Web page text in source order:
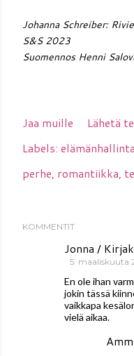
Johanna Schreiber:
S&S 2023
Suomennos Henni
Jaa muille
Lähetä
Labels: elämänhallinta
perhe romantiikka
KOMMENTIT
Jonna /
5. maaliskuuta
En ole ihan
jokin tässä
vaikkapa
vielä aikaa.